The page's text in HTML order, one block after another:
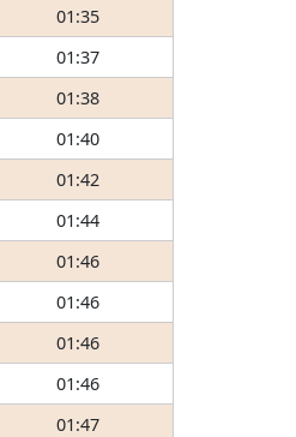
01:35
01:37
01:38
01:40
01:42
01:44
01:46
01:46
01:46
01:46
01:47